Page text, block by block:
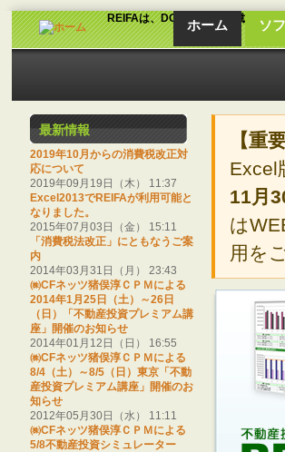
REIFAは、DCF法による不動産投資
ホーム ソ
最新情報
2019年10月からの消費税改正対
応について
2019年09月19日（木） 11:37
Excel2013でREIFAが利用可能と
なりました。
2015年07月03日（金） 15:11
「消費税法改正」にともなうご案
内
2014年03月31日（月） 23:43
㈱CFネッツ猪俣淳ＣＰＭによる
2014年1月25日（土）～26日
（日）「不動産投資プレミアム講
座」開催のお知らせ
2014年01月12日（日） 16:55
㈱CFネッツ猪俣淳ＣＰＭによる
8/4（土）～8/5（日）東京「不動
産投資プレミアム講座」開催のお
知らせ
2012年05月30日（水） 11:11
㈱CFネッツ猪俣淳ＣＰＭによる
5/8不動産投資シミュレーター
【重
Excel
11月
は
用を